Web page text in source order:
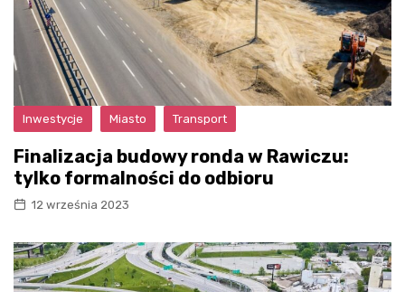
Inwestycje Miasto Transport
Finalizacja budowy ronda w Rawiczu:
tylko formalności do odbioru
12 września 2023